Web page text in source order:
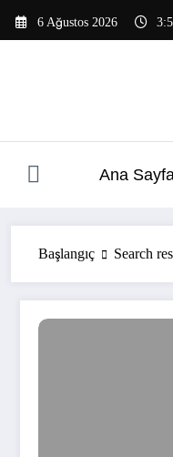
atla
6 Ağustos 2026
Ana
Başlangıç Search